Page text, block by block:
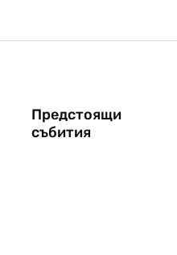
Предстоящи
събития